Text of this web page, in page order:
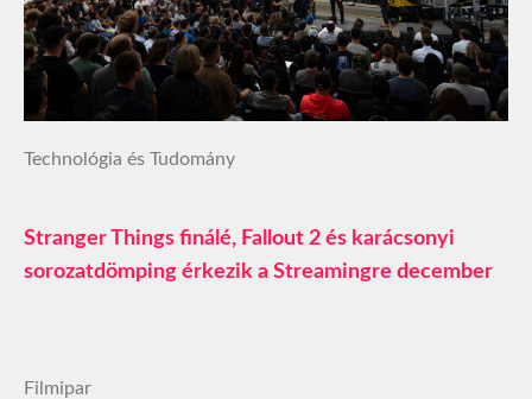
Technológia és Tudomány
Stranger Things finálé, Fallout 2 és karácsonyi
sorozatdömping érkezik a Streamingre december
Filmipar